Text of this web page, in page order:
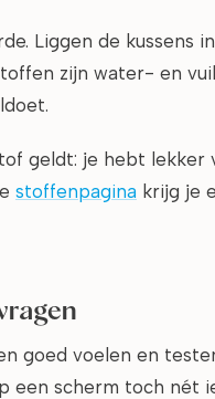
Liggen de kussens
zijn water- en
geldt: je hebt
stoffenpagina krijg je
goed voelen en
een scherm toch nét